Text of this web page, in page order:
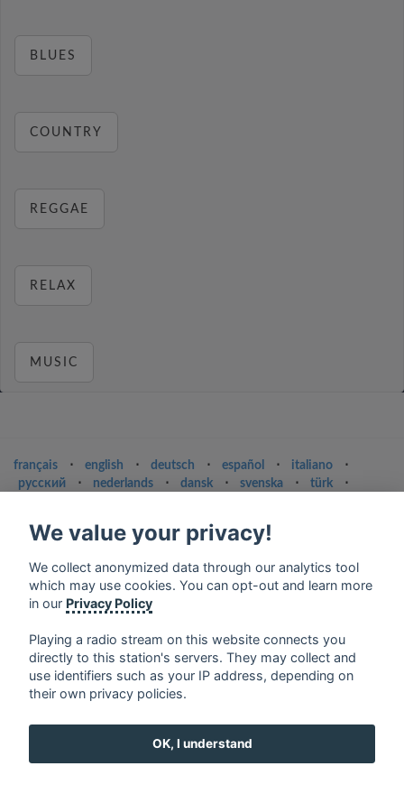
BLUES
COUNTRY
REGGAE
RELAX
MUSIC
français ⋅ english ⋅ deutsch ⋅ español ⋅ italiano
⋅
русский
⋅ nederlands ⋅ dansk ⋅ svenska ⋅ türk
⋅
Contact us: contact@my-radios.com
Terms of service
Privacy Policy
We value your privacy!
We collect anonymized data through our analytics tool
which may use cookies. You can opt-out and learn more
in our Privacy Policy
Playing a radio stream on this website connects you
directly to this station's servers. They may collect and
use identifiers such as your IP address, depending on
their own privacy policies.
OK, I understand